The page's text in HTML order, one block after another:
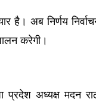
है। अब निर्णय
करेगी।
प्रदेश अध्यक्ष मदन